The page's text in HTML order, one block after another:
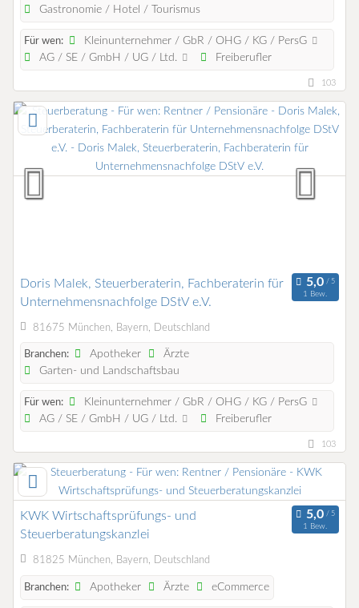
Gastronomie / Hotel / Tourismus
Für wen:
Kleinunternehmer / GbR / OHG / KG / PersG
AG / SE / GmbH / UG / Ltd.
Freiberufler
103
Doris Malek, Steuerberaterin, Fachberaterin für
Unternehmensnachfolge DStV e.V.
1 Bew.
81675 München, Bayern, Deutschland
Branchen: Apotheker
Ärzte
Garten- und Landschaftsbau
Für wen:
Kleinunternehmer / GbR / OHG / KG / PersG
AG / SE / GmbH / UG / Ltd.
Freiberufler
103
KWK Wirtschaftsprüfungs- und
Steuerberatungskanzlei
1 Bew.
81825 München, Bayern, Deutschland
Branchen: Apotheker Ärzte eCommerce